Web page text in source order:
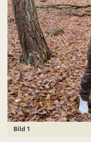
Bild 1